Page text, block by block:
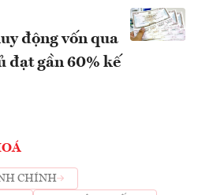
động vốn qua
đạt gần 60% kế
CHÍNH